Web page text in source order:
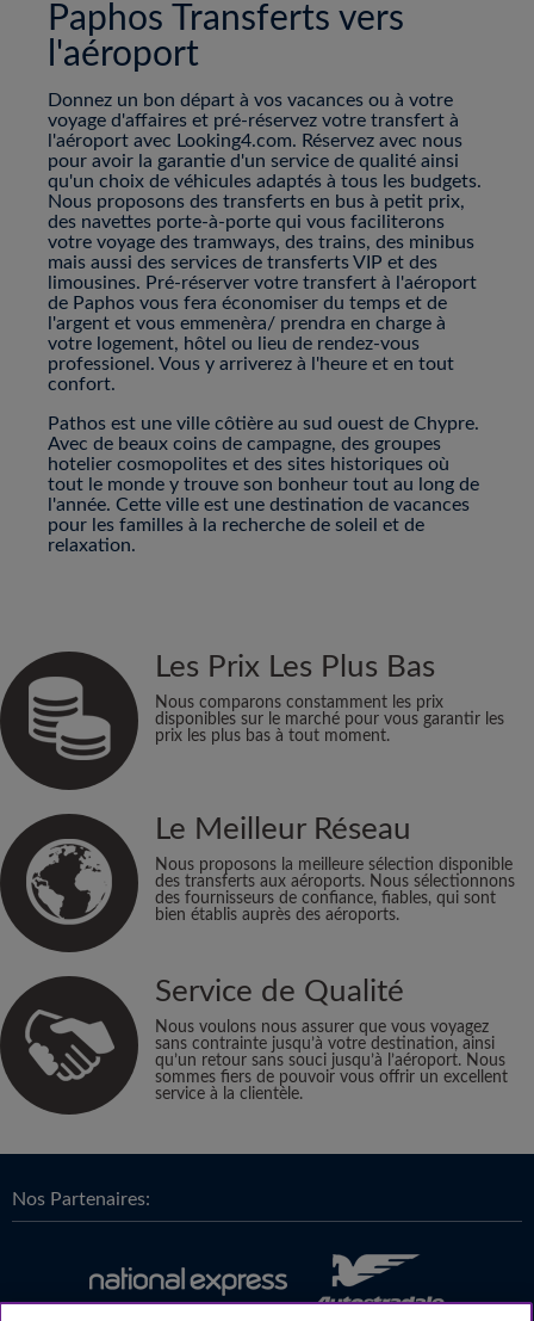
Paphos Transferts vers
l'aéroport
Donnez un bon départ à vos vacances ou à votre
voyage d'affaires et pré-réservez votre transfert à
l'aéroport avec Looking4.com. Réservez avec nous
pour avoir la garantie d'un service de qualité ainsi
qu'un choix de véhicules adaptés à tous les budgets.
Nous proposons des transferts en bus à petit prix,
des navettes porte-à-porte qui vous faciliterons
votre voyage des tramways, des trains, des minibus
mais aussi des services de transferts VIP et des
limousines. Pré-réserver votre transfert à l'aéroport
de Paphos vous fera économiser du temps et de
l'argent et vous emmenèra/ prendra en charge à
votre logement, hôtel ou lieu de rendez-vous
professionel. Vous y arriverez à l'heure et en tout
confort.
Pathos est une ville côtière au sud ouest de Chypre.
Avec de beaux coins de campagne, des groupes
hotelier cosmopolites et des sites historiques où
tout le monde y trouve son bonheur tout au long de
l'année. Cette ville est une destination de vacances
pour les familles à la recherche de soleil et de
relaxation.
Les Prix Les Plus Bas
Nous comparons constamment les prix
disponibles sur le marché pour vous garantir les
prix les plus bas à tout moment.
Le Meilleur Réseau
Nous proposons la meilleure sélection disponible
des transferts aux aéroports. Nous sélectionnons
des fournisseurs de confiance, fiables, qui sont
bien établis auprès des aéroports.
Service de Qualité
Nous voulons nous assurer que vous voyagez
sans contrainte jusqu’à votre destination, ainsi
qu’un retour sans souci jusqu’à l’aéroport. Nous
sommes fiers de pouvoir vous offrir un excellent
service à la clientèle.
Nos Partenaires: